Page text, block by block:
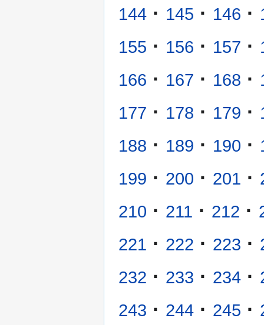
144 · 145 · 146 ·
155 · 156 · 157 ·
166 · 167 · 168 ·
177 · 178 · 179 ·
188 · 189 · 190 ·
199 · 200 · 201 ·
210 · 211 · 212 ·
221 · 222 · 223 ·
232 · 233 · 234 ·
243 · 244 · 245 ·